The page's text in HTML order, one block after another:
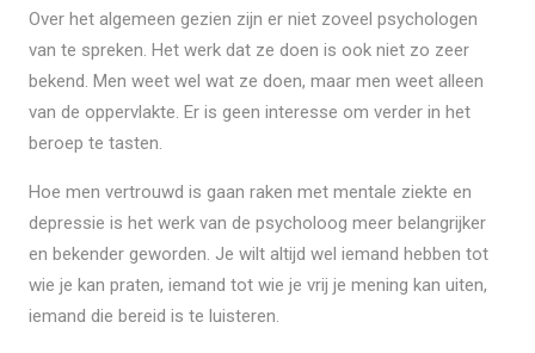
Over het algemeen gezien zijn er niet zoveel psychologen
van te spreken. Het werk dat ze doen is ook niet zo zeer
bekend. Men weet wel wat ze doen, maar men weet alleen
van de oppervlakte. Er is geen interesse om verder in het
beroep te tasten.
Hoe men vertrouwd is gaan raken met mentale ziekte en
depressie is het werk van de psycholoog meer belangrijker
en bekender geworden. Je wilt altijd wel iemand hebben tot
wie je kan praten, iemand tot wie je vrij je mening kan uiten,
iemand die bereid is te luisteren.